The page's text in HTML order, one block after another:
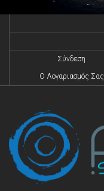
Σύνδεση
O Λογαριασμός Σας